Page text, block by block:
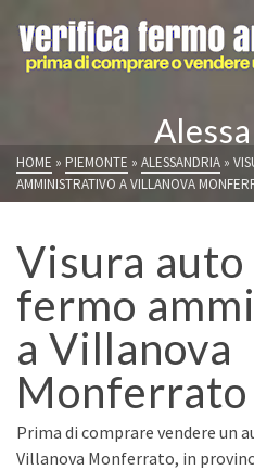
HOME » PIEMONTE » ALESSANDRIA »
AMMINISTRATIVO A VILLANOVA
Visura
fermo
a Villanova
Monferrato
Prima di comprare vendere un
Villanova Monferrato, in